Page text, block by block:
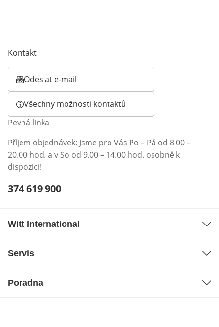
Kontakt
Odeslat e-mail
Otevírá e-mailového klienta
Všechny možnosti kontaktů
Pevná linka
Příjem objednávek: Jsme pro Vás Po – Pá od 8.00 –
20.00 hod. a v So od 9.00 – 14.00 hod. osobně k
dispozici!
Telefonní číslo:
374 619 900
Witt International
Servis
Poradna